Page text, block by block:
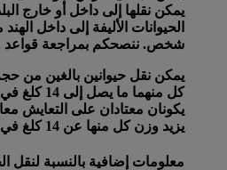
يمكن نقلها إلى داخل أو خارج
الحيوانات الأليفة إلى داخل
شخص. ننصحكم بمراجعة قواعد
يمكن نقل حيوانين بالغين من
كل منهما
يكونان معتادان على التعايش
يزيد وزن كل منها عن 14 كلغ في حاويات منفصلة.
معلومات إضافية بالنسبة لنقل